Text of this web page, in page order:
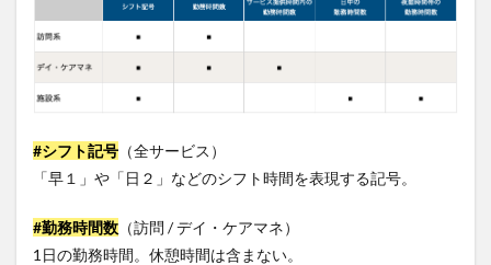
#シフト記号 （全サービス）
「早１」や「日２」などのシフト時間を表現する記号。
#勤務時間数 （訪問 / デイ・ケアマネ）
1日の勤務時間。休憩時間は含まない。